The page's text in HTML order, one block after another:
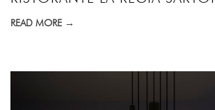
READ MORE →